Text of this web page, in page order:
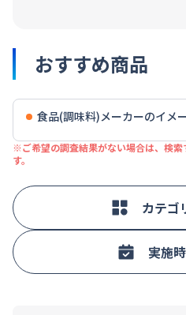
おすすめ商品
食品(調味料)メーカーのイメ
※ご希望の調査結果がない場合は、検索
す。
カテゴ
実施